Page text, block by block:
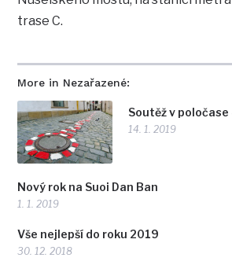
More in Nezařazené:
Soutěž v
14. 1. 2019
Nový rok na Suoi Dan Ban
1. 1. 2019
Vše nejlepší do roku 2019
30. 12. 2018
trase C.